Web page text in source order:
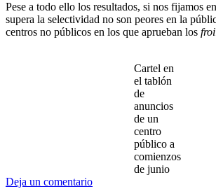
Pese a todo ello los resultados, si nos fijamos
supera la selectividad no son peores en la
centros no públicos en los que aprueban los
Cartel en
el tablón
de
anuncios
de un
centro
público a
comienzos
de junio
Deja un comentario